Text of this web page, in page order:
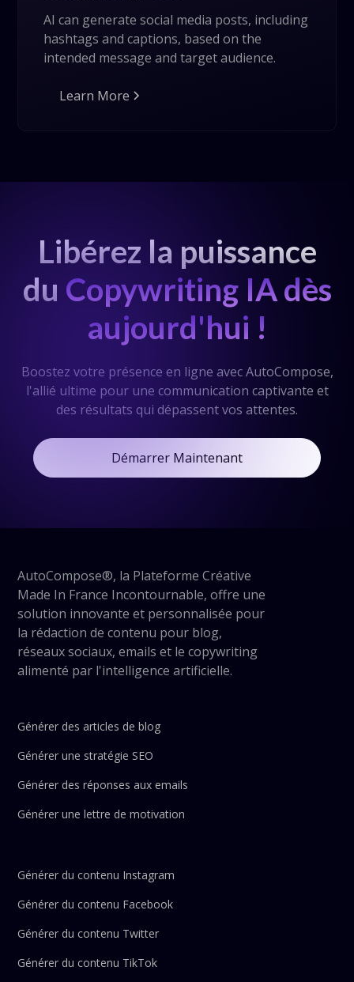
AI can generate social media posts, including
hashtags and captions, based on the
intended message and target audience.
Learn More
Libérez la puissance
du Copywriting IA dès
aujourd'hui !
Boostez votre présence en ligne avec AutoCompose,
l'allié ultime pour une communication captivante et
des résultats qui dépassent vos attentes.
Démarrer Maintenant
AutoCompose®, la Plateforme Créative
Made In France Incontournable, offre une
solution innovante et personnalisée pour
la rédaction de contenu pour blog,
réseaux sociaux, emails et le copywriting
alimenté par l'intelligence artificielle.
Générer des articles de blog
Générer une stratégie SEO
Générer des réponses aux emails
Générer une lettre de motivation
Générer du contenu Instagram
Générer du contenu Facebook
Générer du contenu Twitter
Générer du contenu TikTok